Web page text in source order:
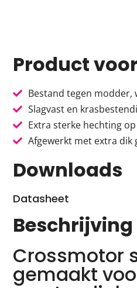
Product
Bestand tegen modder,
Slagvast en
Extra sterke hechting
Afgewerkt met extra dik
Beschrijving
Crossmotor
gemaakt
Downloads
Datasheet